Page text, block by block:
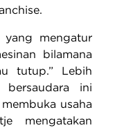
mengatur
bilamana
tutup.” Lebih
ini
usaha
mengatakan